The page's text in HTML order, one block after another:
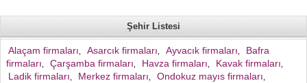
Şehir Listesi
Alaçam firmaları Asarcık firmaları Ayvacık firmaları
Bafra
firmaları
Çarşamba firmaları Havza firmaları Kavak firmaları
Ladik firmaları Merkez firmaları Ondokuz mayıs firmaları